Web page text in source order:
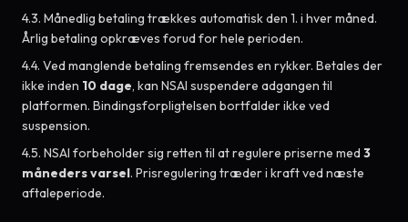
4.3. Månedlig betaling trækkes automatisk den 1. i hver måned.
Årlig betaling opkræves forud for hele perioden.
4.4. Ved manglende betaling fremsendes en rykker. Betales der
ikke inden 10 dage, kan NSAI suspendere adgangen til
platformen. Bindingsforpligtelsen bortfalder ikke ved
suspension.
4.5. NSAI forbeholder sig retten til at regulere priserne med 3
måneders varsel. Prisregulering træder i kraft ved næste
aftaleperiode.